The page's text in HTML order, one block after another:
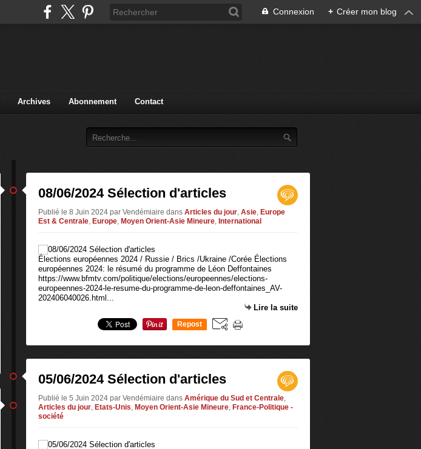
Connexion + Créer mon blog
Archives Abonnement Contact
08/06/2024 Sélection d'articles
Publié le 8 Juin 2024 par Vendémiaire dans Articles du jour, Asie, Europe
Est & Centrale, Europe, Moyen Orient-Asie Mineure, International
Élections européennes 2024 / Russie / Brics /Ukraine /Corée Élections
européennes 2024: le résumé du programme de Léon Deffontaines
https://www.bfmtv.com/politique/elections/europeennes/elections-
europeennes-2024-le-resume-du-programme-de-leon-deffontaines_AV-
202406040026.html...
Lire la suite
Repost
05/06/2024 Sélection d'articles
Publié le 5 Juin 2024 par Vendémiaire dans Amérique du Sud et Centrale,
Articles du jour, Etats-Unis, Moyen Orient-Asie Mineure, France-Politique -
société